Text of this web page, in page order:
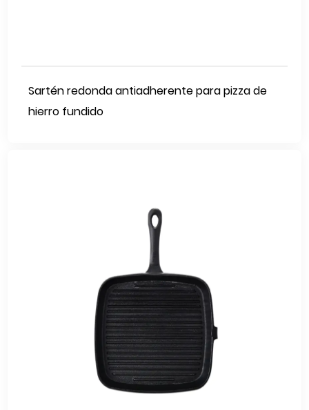
Sartén redonda antiadherente para pizza de
hierro fundido